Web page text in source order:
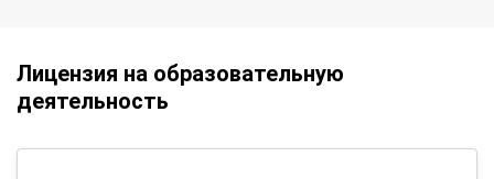
Лицензия на образовательную
деятельность